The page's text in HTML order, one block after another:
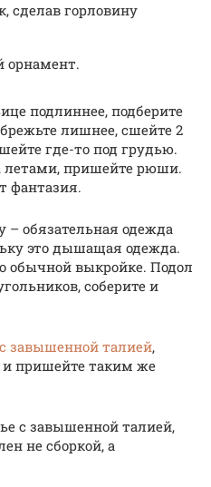
сделав горловину
подлиннее, подберите
лишнее, сшейте 2
где-то под грудью.
летами, пришейте рюши.
фантазия.
обязательная одежда
это дышащая одежда.
обычной выкройке. Подол
соберите и
завышенной талией,
пришейте таким же
с завышенной талией,
не сборкой, а